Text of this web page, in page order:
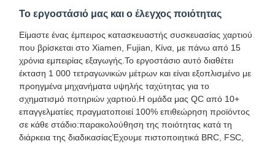
Σπίτι Προϊόντα
Σχετικά Με
Εμάς
Επισκέψεις
Στο
Εργοστάσιο
Το εργοστάσιό μας και ο έλεγχος ποιότητας
Είμαστε ένας έμπειρος κατασκευαστής συσκευασίας χαρτιού
που βρίσκεται στο Xiamen, Fujian, Κίνα, με πάνω από 15
χρόνια εμπειρίας εξαγωγής.Το εργοστάσιο αυτό διαθέτει
έκταση 1 000 τετραγωνικών μέτρων και είναι εξοπλισμένο με
προηγμένα μηχανήματα υψηλής ταχύτητας για το
σχηματισμό ποτηριών χαρτιού.Η ομάδα μας QC από 10+
επαγγελματίες πραγματοποιεί 100% επιθεώρηση προϊόντος
σε κάθε στάδιο:παρακολούθηση της ποιότητας κατά τη
διάρκεια της διαδικασίαςΈχουμε πιστοποιητικά BRC, FSC,